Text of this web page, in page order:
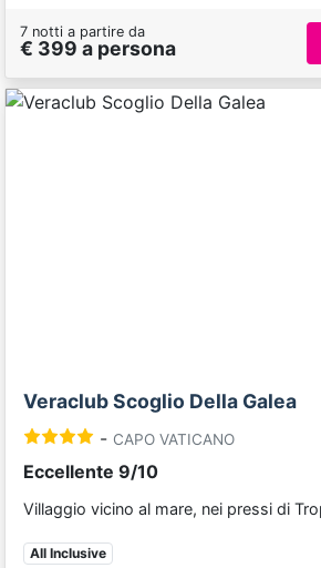
7 notti a partire da
€ 399 a persona
Veraclub Scoglio Della Galea
- CAPO VATICANO
Eccellente 9/10
Villaggio vicino al mare, nei pressi di
All Inclusive